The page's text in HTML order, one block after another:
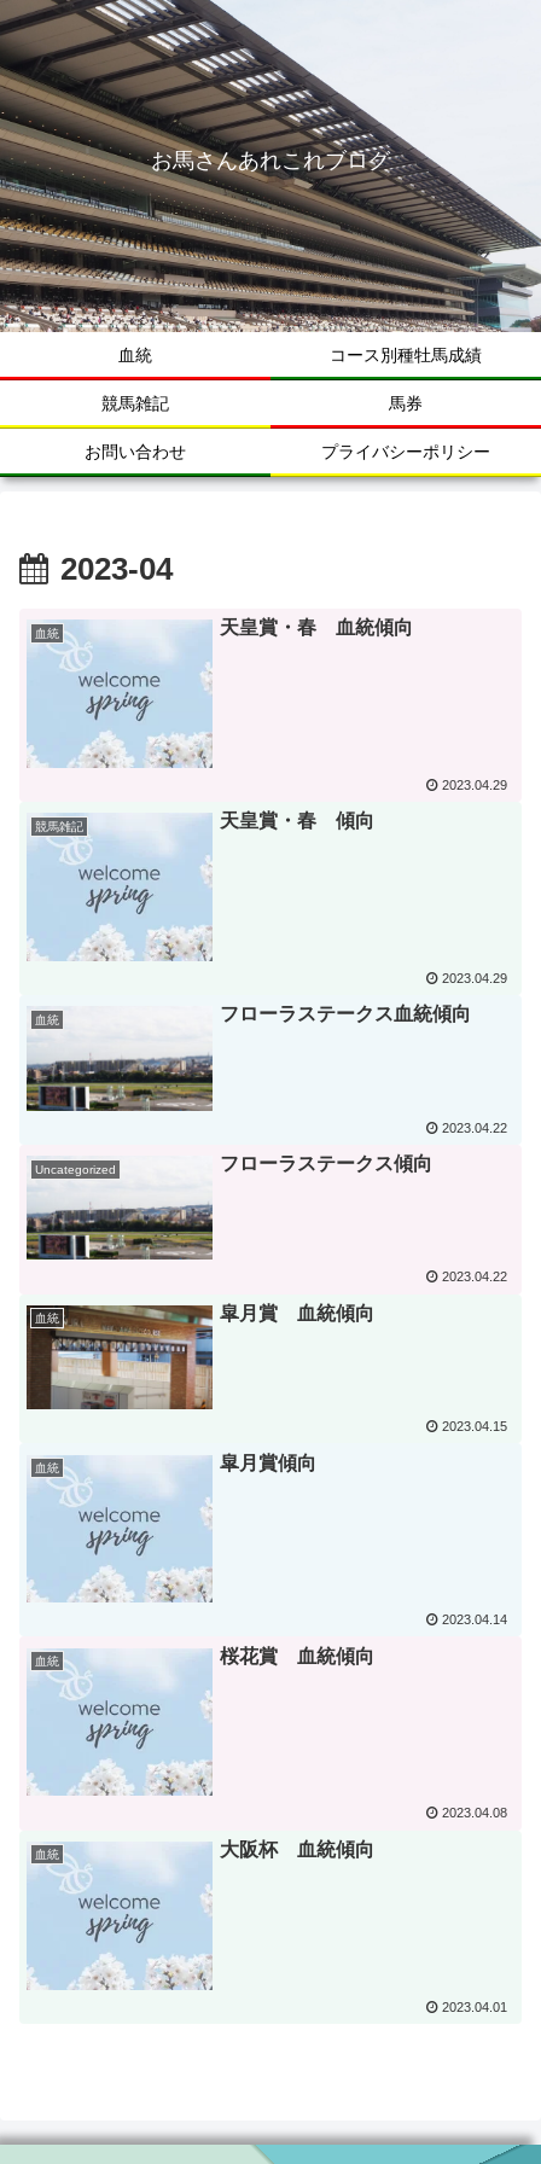
お馬さんあれこれブログ
血統 コース別種牡馬成績
競馬雑記 馬券
お問い合わせ プライバシーポリシー
2023-04
血統 天皇賞・春 血統傾向
2023.04.29
競馬雑記 天皇賞・春 傾向
2023.04.29
血統 フローラステークス血統傾向
2023.04.22
Uncategorized フローラステークス傾向
2023.04.22
血統 皐月賞 血統傾向
2023.04.15
血統 皐月賞傾向
2023.04.14
血統 桜花賞 血統傾向
2023.04.08
血統 大阪杯 血統傾向
2023.04.01